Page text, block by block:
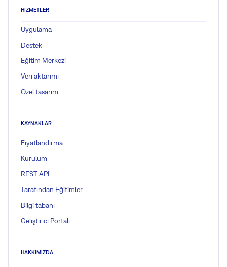
HIZMETLER
Uygulama
Destek
Eğitim Merkezi
Veri aktarımı
Özel tasarım
KAYNAKLAR
Fiyatlandırma
Kurulum
REST API
Tarafından Eğitimler
Bilgi tabanı
Geliştirici Portalı
HAKKIMIZDA